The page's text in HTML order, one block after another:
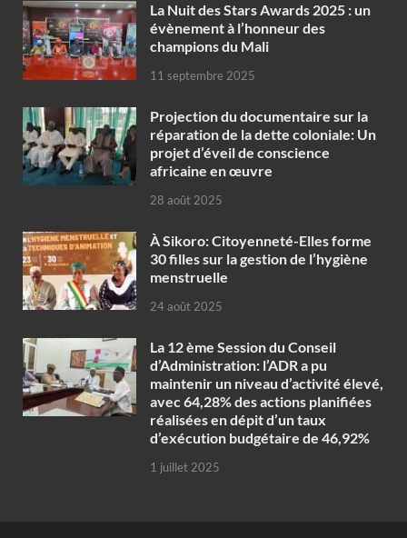
‎La Nuit des Stars Awards 2025 : un
évènement à l’honneur des
champions du Mali
11 septembre 2025
Projection du documentaire sur la
réparation de la dette coloniale: Un
projet d’éveil de conscience
africaine en œuvre‎
28 août 2025
À Sikoro: Citoyenneté-Elles forme
30 filles sur la gestion de l’hygiène
menstruelle
24 août 2025
La 12 ème Session du Conseil
d’Administration: l’ADR a pu
maintenir un niveau d’activité élevé,
avec 64,28% des actions planifiées
réalisées en dépit d’un taux
d’exécution budgétaire de 46,92%
1 juillet 2025